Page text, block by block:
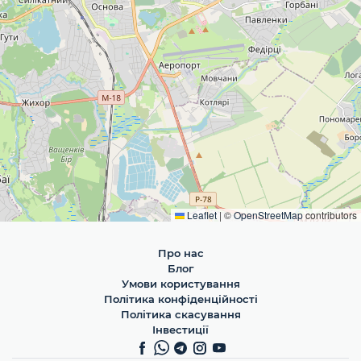
Leaflet | ©OpenStreetMapcontributors
Про нас
Блог
Умови користування
Політика конфіденційності
Політика скасування
Інвестиції